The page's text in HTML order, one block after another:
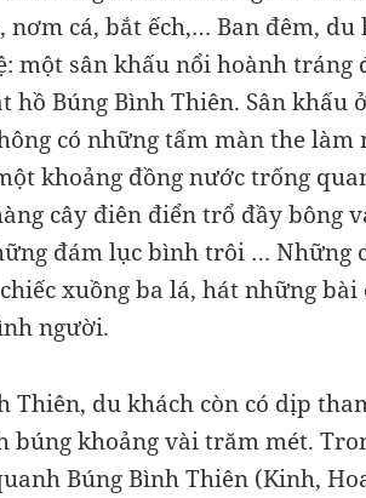
nơm cá, bắt ếch,… Ban đêm, du
một sân khấu nổi hoành tráng
hồ Búng Bình Thiên. Sân khấu
có những tấm màn the làm
khoảng đồng nước trống
cây điên điển trổ đầy bông
đám lục bình trôi … Những
xuồng ba lá, hát những bài
người.
Thiên, du khách còn có dịp
búng khoảng vài trăm mét.
Búng Bình Thiên (Kinh,